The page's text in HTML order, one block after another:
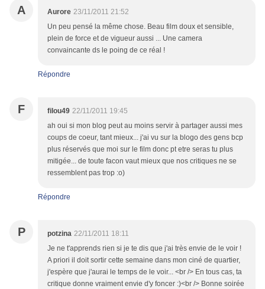
A Aurore 23/11/2011 21:52
Un peu pensé la même chose. Beau film doux et sensible,
plein de force et de vigueur aussi ... Une camera
convaincante ds le poing de ce réal !
Répondre
F filou49 22/11/2011 19:45
ah oui si mon blog peut au moins servir à partager aussi mes
coups de coeur, tant mieux... j'ai vu sur la blogo des gens bcp
plus réservés que moi sur le film donc pt etre seras tu plus
mitigée... de toute facon vaut mieux que nos critiques ne se
ressemblent pas trop :o)
Répondre
P potzina 22/11/2011 18:11
Je ne t'apprends rien si je te dis que j'ai très envie de le voir !
A priori il doit sortir cette semaine dans mon ciné de quartier,
j'espère que j'aurai le temps de le voir... <br /> En tous cas, ta
critique donne vraiment envie d'y foncer :)<br /> Bonne soirée